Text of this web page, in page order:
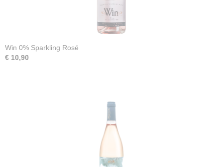
Win 0% Sparkling Rosé
€ 10,90